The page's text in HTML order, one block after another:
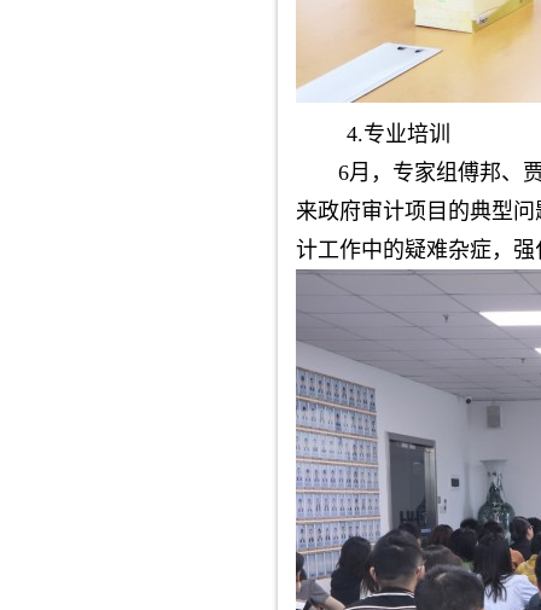
4.专业培训
6月，专家组傅邦、贾
来政府审计项目的典型
计工作中的疑难杂症，